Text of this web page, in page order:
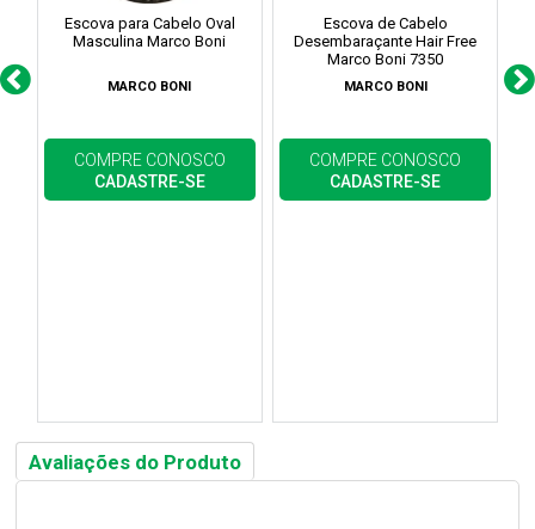
Escova para Cabelo Oval
Masculina Marco Boni
MARCO BONI
COMPRE CONOSCO
CADASTRE-SE
Escova de Cabelo
Desembaraçante Hair Free
Marco Boni 7350
MARCO BONI
COMPRE CONOSCO
CADASTRE-SE
Avaliações do Produto